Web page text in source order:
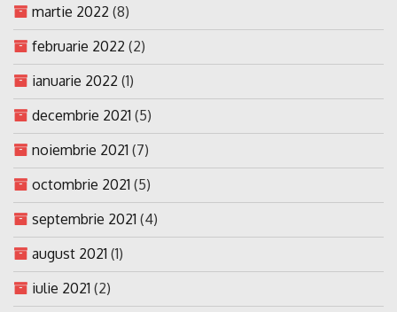
martie 2022 (8)
februarie 2022 (2)
ianuarie 2022 (1)
decembrie 2021 (5)
noiembrie 2021 (7)
octombrie 2021 (5)
septembrie 2021 (4)
august 2021 (1)
iulie 2021 (2)